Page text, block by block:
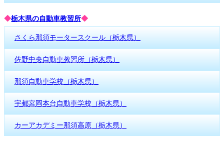
◆栃木県の自動車教習所◆
さくら那須モータースクール（栃木県）
佐野中央自動車教習所（栃木県）
那須自動車学校（栃木県）
宇都宮岡本台自動車学校（栃木県）
カーアカデミー那須高原（栃木県）